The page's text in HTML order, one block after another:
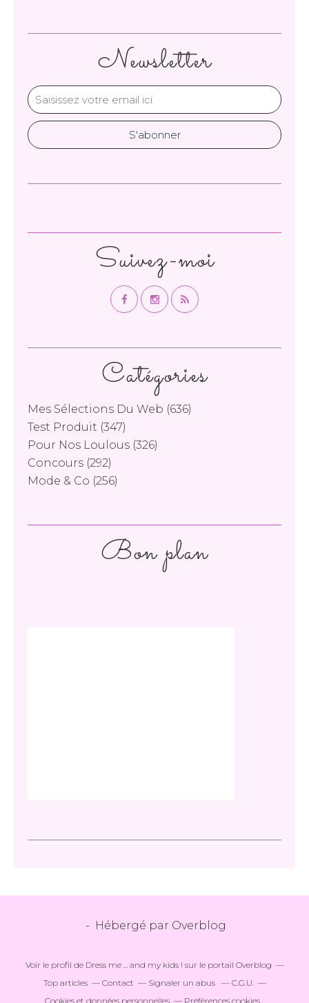
Newsletter
Catégories
Mes Sélections Du Web (636)
Test Produit (347)
Pour Nos Loulous (326)
Concours (292)
Mode & Co (256)
Suivez-moi
Bon plan
- Hébergé par Overblog
Voir le profil de Dress me ... and my kids ! sur le portail Overblog
Top articles
Contact Signaler un abus
C.G.U.
Cookies et données personnelles
Préférences cookies